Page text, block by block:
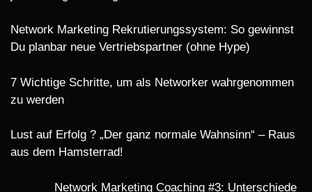
Network Marketing Rekrutierungssystem: So gewinnst
Du planbar neue Vertriebspartner (ohne Hype)
7 Wichtige Schritte, um als Networker wahrgenommen
zu werden
Lust auf Erfolg ? „Der ganz normale Wahnsinn“ – Raus
aus dem Hamsterrad!
Network Marketing Coaching #3: Unterschiede